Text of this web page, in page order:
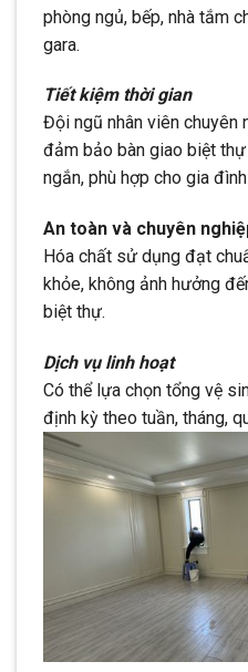
phòng ngủ, bếp, nhà tắm
gara.
Tiết kiệm thời gian
Đội ngũ nhân viên chuyên
đảm bảo bàn giao biệt
ngắn, phù hợp cho gia
An toàn và chuyên
Hóa chất sử dụng đạt
khỏe, không ảnh hưởng
biệt thự.
Dịch vụ linh hoạt
Có thể lựa chọn tổng vệ
định kỳ theo tuần, tháng,